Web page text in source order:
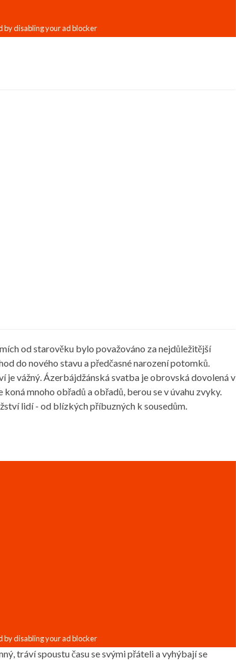
od starověku bylo považováno za nejdůležitější
do nového stavu a předčasné narození potomků.
je vážný. Ázerbájdžánská svatba je obrovská dovolená v
mnoho obřadů a obřadů, berou se v úvahu zvyky.
lidí - od blízkých příbuzných k sousedům.
tráví spoustu času se svými přáteli a vyhýbají se